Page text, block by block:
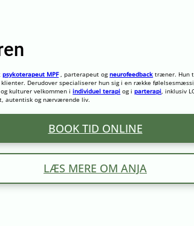
psykoterapeut MPF,parterapeut ogneurofeedback træner. Hun
Derudover specialiserer hun sig i en række
kulturer velkommen iindividuel terapi og iparterapi, inklusiv
autentisk og nærværende liv.
BOOK TID ONLINE
LÆS MERE OM ANJA